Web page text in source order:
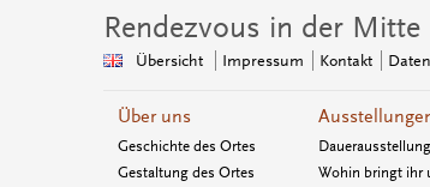
Rendezvous in der
Übersicht Impressum Kontakt
Über uns
Geschichte des Ortes
Gestaltung des Ortes
Wohin bringt ihr